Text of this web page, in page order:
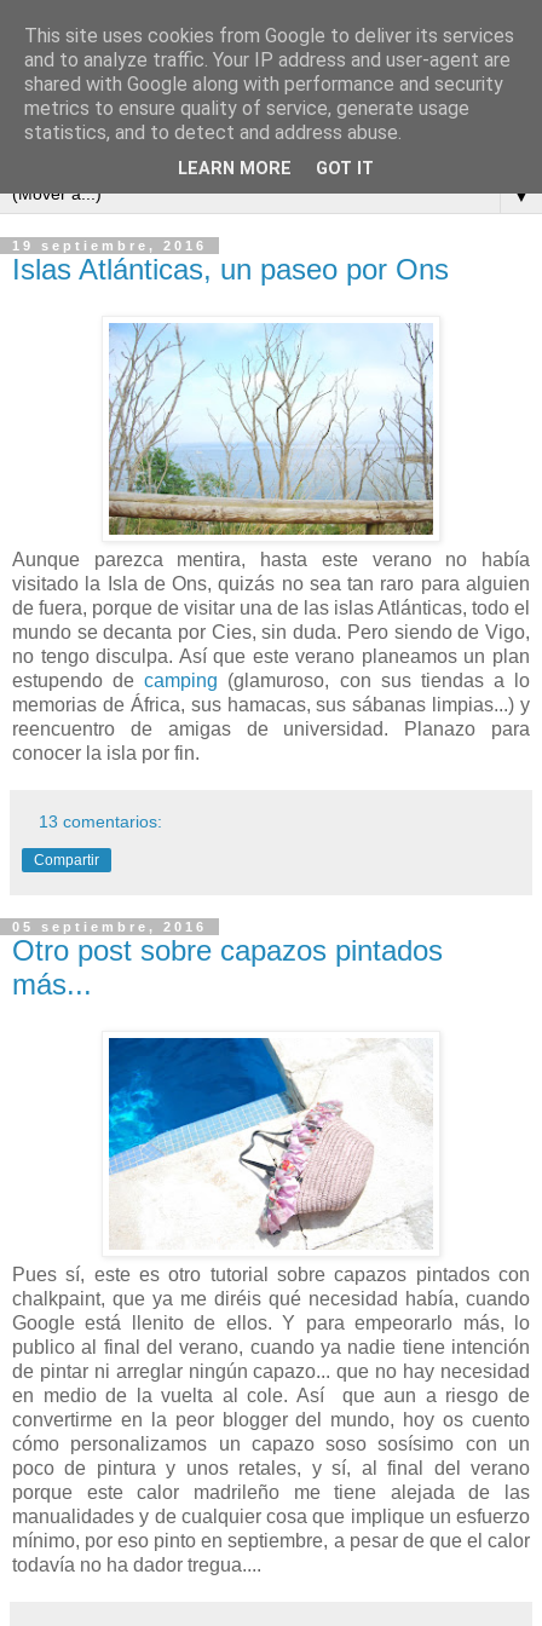
▼
19 septiembre, 2016
Islas Atlánticas, un paseo por Ons
Aunque parezca mentira, hasta este verano no había
visitado la Isla de Ons, quizás no sea tan raro para alguien
de fuera, porque de visitar una de las islas Atlánticas, todo el
mundo se decanta por Cies, sin duda. Pero siendo de Vigo,
no tengo disculpa. Así que este verano planeamos un plan
estupendo decamping (glamuroso, con sus tiendas a lo
memorias de África, sus hamacas, sus sábanas limpias...) y
reencuentro de amigas de universidad. Planazo para
conocer la isla por fin.
13 comentarios:
Compartir
05 septiembre, 2016
Otro post sobre capazos pintados
más...
Pues sí, este es otro tutorial sobre capazos pintados con
chalkpaint, que ya me diréis qué necesidad había, cuando
Google está llenito de ellos. Y para empeorarlo más, lo
publico al final del verano, cuando ya nadie tiene intención
de pintar ni arreglar ningún capazo... que no hay necesidad
en medio de la vuelta al cole. Así que aun a riesgo de
convertirme en la peor blogger del mundo, hoy os cuento
cómo personalizamos un capazo soso sosísimo con un
poco de pintura y unos retales, y sí, al final del verano
porque este calor madrileño me tiene alejada de las
manualidades y de cualquier cosa que implique un esfuerzo
mínimo, por eso pinto en septiembre, a pesar de que el calor
todavía no ha dador tregua....
This site uses cookies from Google to deliver its services
and to analyze traffic. Your IP address and user-agent are
shared with Google along with performance and security
metrics to ensure quality of service, generate usage
statistics, and to detect and address abuse.
LEARN MORE GOT IT